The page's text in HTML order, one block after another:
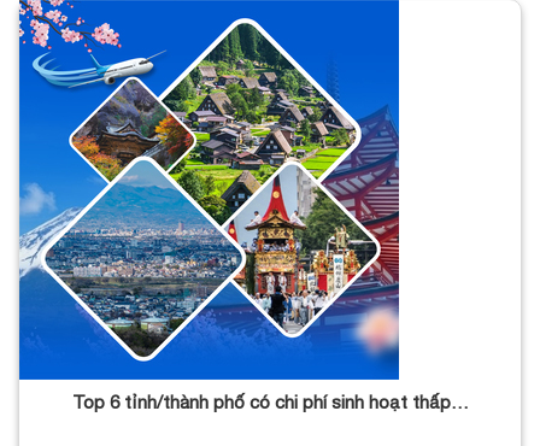
Top 6 tỉnh/thành phố có chi phí sinh hoạt thấp…